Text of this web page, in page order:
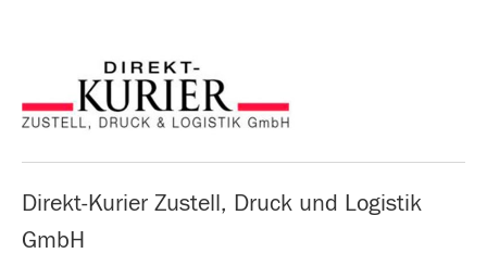
Direkt-Kurier Zustell, Druck und Logistik
GmbH